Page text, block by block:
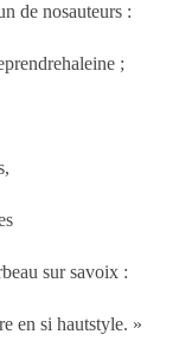
de nosauteurs :
;
sur savoix :
en si hautstyle. »